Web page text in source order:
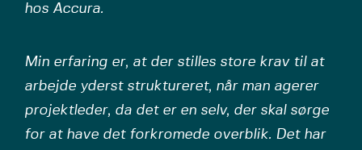
hos Accura.
Min erfaring er, at der stilles store krav til at
arbejde yderst struktureret, når man agerer
projektleder, da det er en selv, der skal sørge
for at have det forkromede overblik. Det har